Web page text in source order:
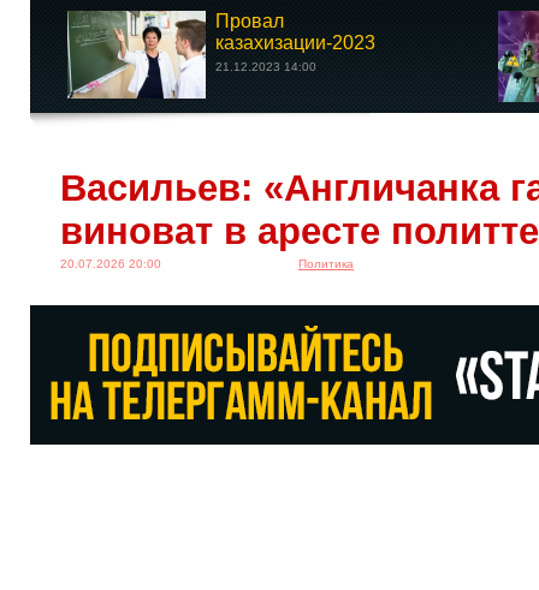
Провал
казахизации-2023
21.12.2023 14:00
Васильев: «Англичанка
виноват в аресте
20.07.2026 20:00 Политика